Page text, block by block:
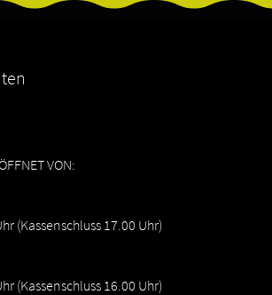
VON:
(Kassenschluss 17.00 Uhr)
(Kassenschluss 16.00 Uhr)